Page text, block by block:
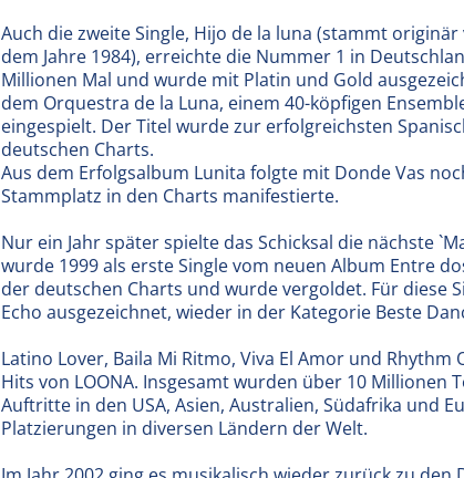
Auch die zweite Single, Hijo de la luna (stammt
dem Jahre 1984), erreichte die Nummer 1 in
Millionen Mal und wurde mit Platin und Gold
dem Orquestra de la Luna, einem 40-köpfigen
eingespielt. Der Titel wurde zur erfolgreichsten
deutschen Charts.
Aus dem Erfolgsalbum Lunita folgte mit Donde Vas
Stammplatz in den Charts manifestierte.
Nur ein Jahr später spielte das Schicksal die nächste
wurde 1999 als erste Single vom neuen Album Entre
der deutschen Charts und wurde vergoldet. Für diese
Echo ausgezeichnet, wieder in der Kategorie Beste
Latino Lover, Baila Mi Ritmo, Viva El Amor und
Hits von LOONA. Insgesamt wurden über 10 Millionen
Auftritte in den USA, Asien, Australien, Südafrika und
Platzierungen in diversen Ländern der Welt.